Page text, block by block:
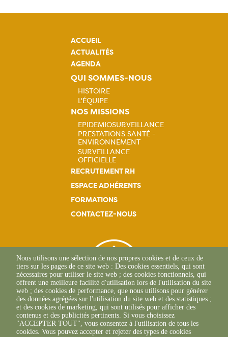
Nous utilisons une sélection de nos propres cookies et de ceux de
tiers sur les pages de ce site web : Des cookies essentiels, qui sont
nécessaires pour utiliser le site web ; des cookies fonctionnels, qui
offrent une meilleure facilité d'utilisation lors de l'utilisation du site
web ; des cookies de performance, que nous utilisons pour générer
des données agrégées sur l'utilisation du site web et des statistiques ;
et des cookies de marketing, qui sont utilisés pour afficher des
contenus et des publicités pertinents. Si vous choisissez
"ACCEPTER TOUT", vous consentez à l'utilisation de tous les
cookies. Vous pouvez accepter et rejeter des types de cookies
ACCUEIL
ACTUALITÉS
AGENDA
QUI SOMMES-NOUS
Navigation
principale
HISTOIRE
L'ÉQUIPE
NOS MISSIONS
Navigation
principale
EPIDEMIOSURVEILLANCE
PRESTATIONS SANTÉ -
ENVIRONNEMENT
SURVEILLANCE
OFFICIELLE
RECRUTEMENT RH
ESPACE ADHÉRENTS
FORMATIONS
CONTACTEZ-NOUS
L'Osteria